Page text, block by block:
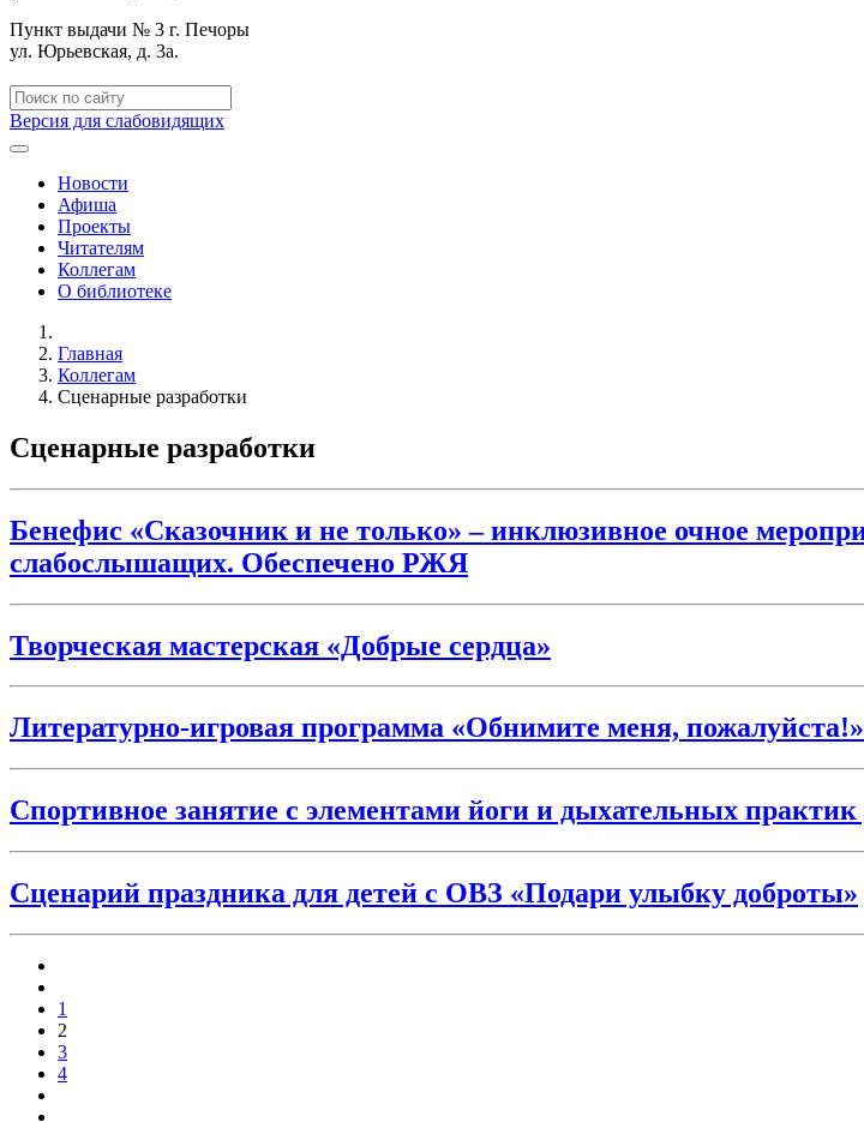
Пункт выдачи № 3 г. Печоры
ул. Юрьевская, д. 3а.
Версия для слабовидящих
Новости
Афиша
Проекты
Читателям
Коллегам
О библиотеке
Главная
Коллегам
Сценарные разработки
Сценарные разработки
Бенефис «Сказочник и не только» – инклюзивное очное
слабослышащих. Обеспечено РЖЯ
Творческая мастерская «Добрые сердца»
Литературно-игровая программа «Обнимите меня,
Спортивное занятие с элементами йоги и дыхательных
Сценарий праздника для детей с ОВЗ «Подари улыбку доброты»
1
2
3
4